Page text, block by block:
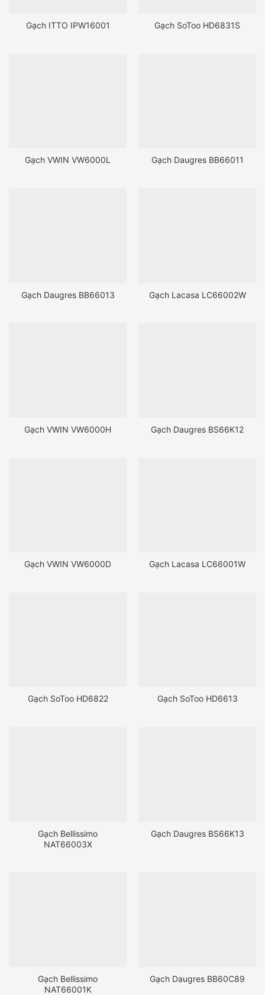
Gạch ITTO IPW16001 Gạch SoToo HD6831S
Gạch VWIN VW6000L Gạch Daugres BB66011
Gạch Daugres BB66013 Gạch Lacasa LC66002W
Gạch VWIN VW6000H Gạch Daugres BS66K12
Gạch VWIN VW6000D Gạch Lacasa LC66001W
Gạch SoToo HD6822 Gạch SoToo HD6613
Gạch Bellissimo
NAT66003X
Gạch Daugres BS66K13
Gạch Bellissimo
NAT66001K
Gạch Daugres BB60C89